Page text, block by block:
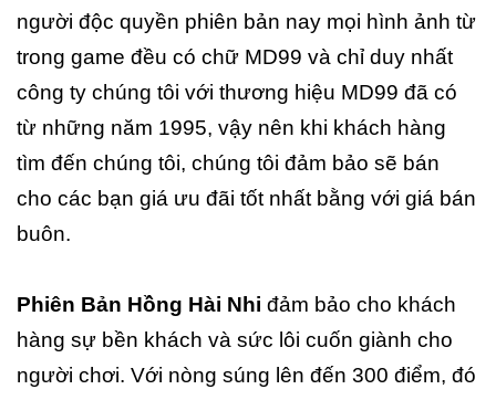
người độc quyền phiên bản nay mọi hình ảnh từ
trong game đều có chữ MD99 và chỉ duy nhất
công ty chúng tôi với thương hiệu MD99 đã có
từ những năm 1995, vậy nên khi khách hàng
tìm đến chúng tôi, chúng tôi đảm bảo sẽ bán
cho các bạn giá ưu đãi tốt nhất bằng với giá bán
buôn.
Phiên Bản Hồng Hài Nhi đảm bảo cho khách
hàng sự bền khách và sức lôi cuốn giành cho
người chơi. Với nòng súng lên đến 300 điểm, đó